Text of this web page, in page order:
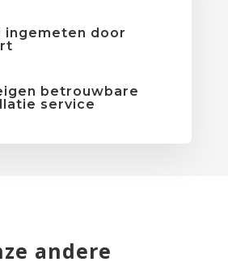
ingemeten door
betrouwbare
service
andere